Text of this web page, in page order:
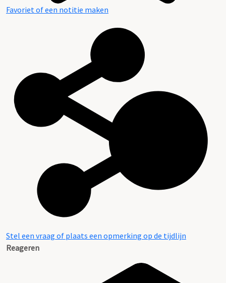
Favoriet of een notitie maken
Stel een vraag of plaats een opmerking op de tijdlijn
Reageren